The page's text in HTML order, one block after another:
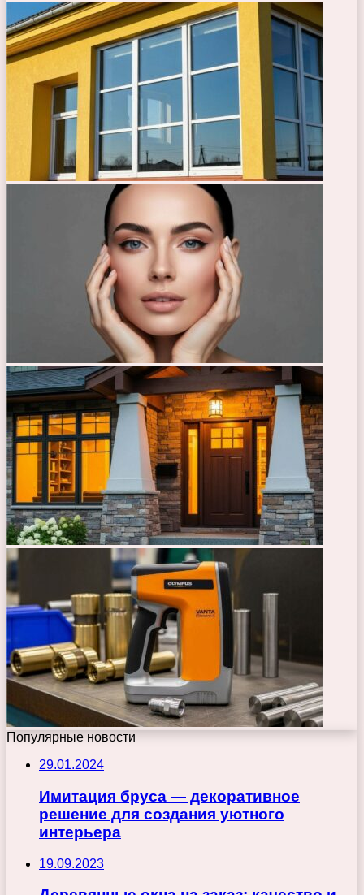
Популярные новости
29.01.2024
Имитация бруса — декоративное
решение для создания уютного
интерьера
19.09.2023